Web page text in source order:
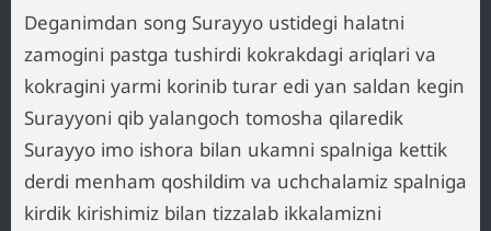
Deganimdan song Surayyo ustidegi halatni
zamogini pastga tushirdi kokrakdagi ariqlari va
kokragini yarmi korinib turar edi yan saldan kegin
Surayyoni qib yalangoch tomosha qilaredik
Surayyo imo ishora bilan ukamni spalniga kettik
derdi menham qoshildim va uchchalamiz spalniga
kirdik kirishimiz bilan tizzalab ikkalamizni